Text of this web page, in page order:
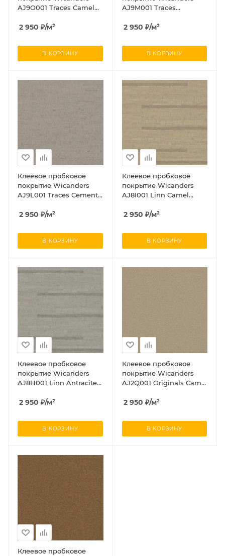
AJ9O001 Traces Camel
2 950 ₽/м²
В КОРЗИНУ
AJ9M001 Traces
Антраците)
2 950 ₽/м²
В КОРЗИНУ
Клеевое пробковое
покрытие Wicanders
AJ9L001 Traces Cement
2 950 ₽/м²
В КОРЗИНУ
Клеевое пробковое
покрытие Wicanders
AJ8I001 Linn Camel
2 950 ₽/м²
В КОРЗИНУ
Клеевое пробковое
покрытие Wicanders
AJ8H001 Linn Antracite
2 950 ₽/м²
В КОРЗИНУ
Клеевое пробковое
покрытие Wicanders
AJ2Q001 Originals Camel
2 950 ₽/м²
В КОРЗИНУ
Клеевое пробковое